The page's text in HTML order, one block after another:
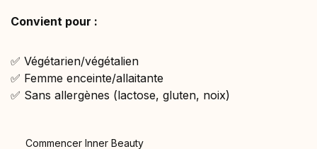
Convient pour :
✅ Végétarien/végétalien
✅ Femme enceinte/allaitante
✅ Sans allergènes (lactose, gluten, noix)
Commencer Inner Beauty